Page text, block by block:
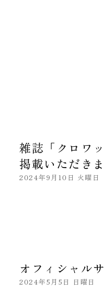
雑誌「クロワ
掲載いただき
2024年9月10日 火曜日
オフィシャル
2024年5月5日 日曜日